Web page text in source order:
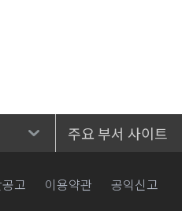
주요 부서 사이트
고 이용약관 공익신고